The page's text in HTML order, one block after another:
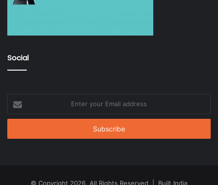
Social
your
Email
© Copyright 2026, All Rights Reserved | Built India